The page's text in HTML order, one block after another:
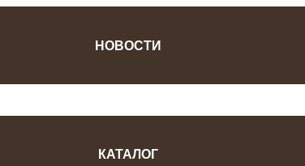
НОВОСТИ
КАТАЛОГ